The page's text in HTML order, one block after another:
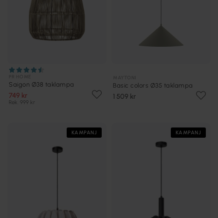
Saigon Ø38 taklampa
749 kr
Rek. 999 kr
Basic colors Ø35 taklampa
1 509 kr
KAMPANJ KAMPANJ